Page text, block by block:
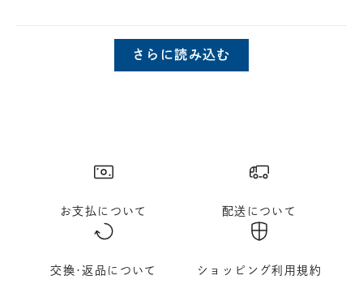
さらに読み込む
お支払について 配送について
交換･返品について ショッピング利用規約